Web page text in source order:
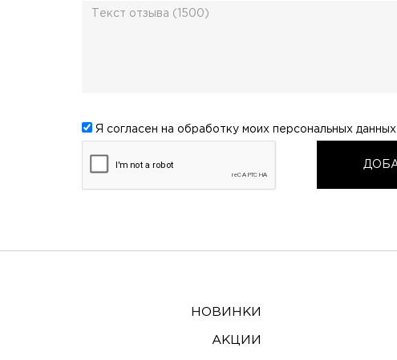
Я согласен на обработку моих персональных данных
НОВИНКИ
АКЦИИ